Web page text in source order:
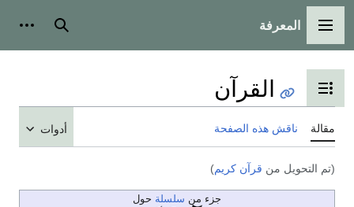
القائمة الرئيسية
المعرفة بحث
تبديل عرض جدول المحتويات
القرآن
مقالة ناقش هذه الصفحة أدوات
(تم التحويل من قرآن كريم)
جزء من سلسلة حول